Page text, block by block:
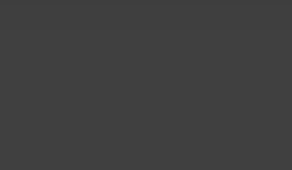
place de stationnement libre.